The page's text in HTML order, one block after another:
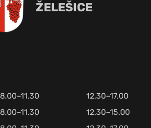
ŽELEŠICE
8.00–11.30
12.30–17.00
8.00–11.30
12.30–15.00